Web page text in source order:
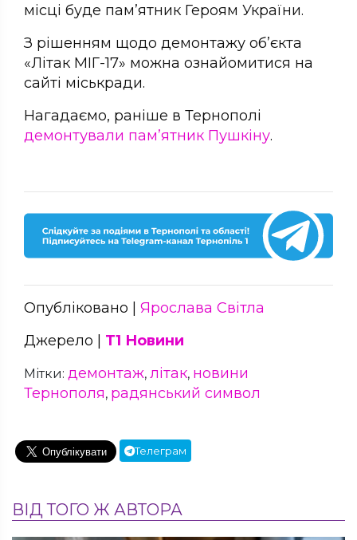
місці буде пам’ятник Героям України.
З рішенням щодо демонтажу об’єкта
«Літак МІГ-17» можна ознайомитися на
сайті міськради.
Нагадаємо, раніше в Тернополі
демонтували пам’ятник Пушкіну.
Опубліковано | Ярослава Світла
Джерело | Т1 Новини
Мітки: демонтаж, літак, новини
Тернополя, радянський символ
Телеграм
ВІД ТОГО Ж АВТОРА